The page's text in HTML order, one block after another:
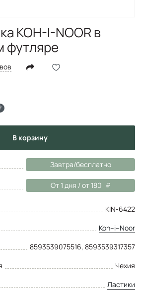
KOH-I-NOOR в
футляре
в корзину
Завтра/бесплатно
От 1 дня / от 180
KIN-6422
Koh–i–Noor
8593539075516, 8593539317357
Чехия
Ластики